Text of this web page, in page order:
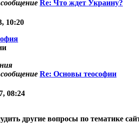
Re: Что ждет Украину?
10:20
Re: Основы теософии
08:24
другие вопросы по тематике